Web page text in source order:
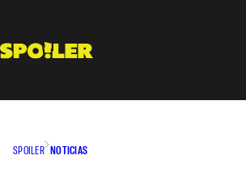
contenido
SPOILER NOTICIAS